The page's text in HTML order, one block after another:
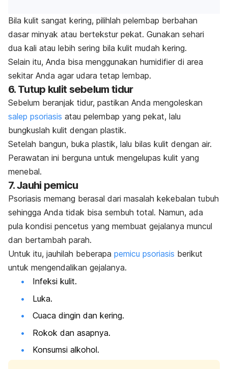
Bila kulit sangat kering, pilihlah pelembap berbahan
dasar minyak atau bertekstur pekat. Gunakan sehari
dua kali atau lebih sering bila kulit mudah kering.
Selain itu, Anda bisa menggunakan humidifier di area
sekitar Anda agar udara tetap lembap.
6. Tutup kulit sebelum tidur
Sebelum beranjak tidur, pastikan Anda mengoleskan
salep psoriasis atau pelembap yang pekat, lalu
bungkuslah kulit dengan plastik.
Setelah bangun, buka plastik, lalu bilas kulit dengan air.
Perawatan ini berguna untuk mengelupas kulit yang
menebal.
7. Jauhi pemicu
Psoriasis memang berasal dari masalah kekebalan tubuh
sehingga Anda tidak bisa sembuh total. Namun, ada
pula kondisi pencetus yang membuat gejalanya muncul
dan bertambah parah.
Untuk itu, jauhilah beberapa pemicu psoriasis berikut
untuk mengendalikan gejalanya.
Infeksi kulit.
Luka.
Cuaca dingin dan kering.
Rokok dan asapnya.
Konsumsi alkohol.